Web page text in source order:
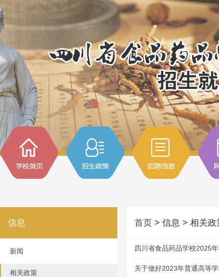
信息
新闻
相关政策
首页 > 信息 > 相关政
四川省食品药品学校2025
关于做好2023年普通高等